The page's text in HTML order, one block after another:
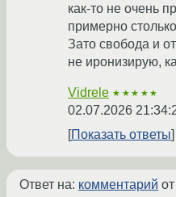
как-то не очень
примерно
Зато свобода и
не иронизирую,
Vidrele ★★★★★
02.07.2026
Показать ответы
Ответ на: комментарий